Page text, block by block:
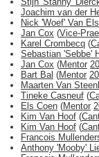
Joachim van der
Nick 'Woef' Van
Jan Cox (Vice-
Karel Crombecq (
Sebastian 'Sebbe'
Jan Cox (Mentor
Bart Bal (Mentor
Maarten Van
Tineke Casneuf (
Els Coen (Mentor
Kim Van Hoof (
Kim Van Hoof (
Francois
Anthony 'Mooby'